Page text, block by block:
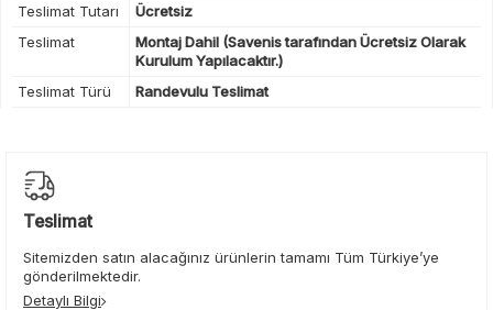
Teslimat Tutarı
Ücretsiz
Teslimat
Montaj Dahil (Savenis tarafından Ücretsiz Olarak
Kurulum Yapılacaktır.)
Teslimat Türü
Randevulu Teslimat
Teslimat
Sitemizden satın alacağınız ürünlerin tamamı Tüm Türkiye’ye
gönderilmektedir.
Detaylı Bilgi